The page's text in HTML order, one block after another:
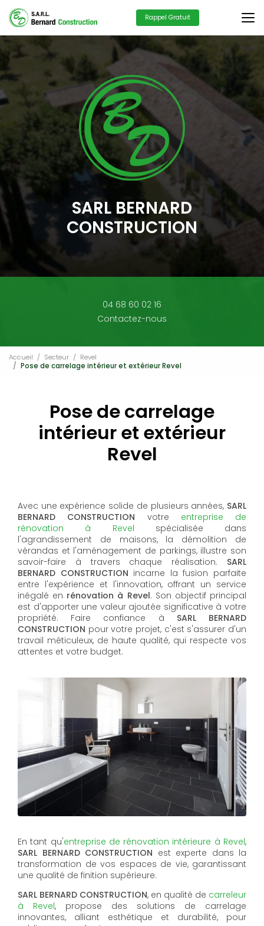
Aller
au
contenu
principal
Rappel Gratuit
SARL BERNARD
CONSTRUCTION
04 68 60 02 16
Contactez-nous
Accueil Secteur
Revel
Pose de carrelage intérieur et extérieur Revel
Pose de carrelage
intérieur et extérieur
Revel
Avec une expérience solide de plusieurs années, SARL
BERNARD CONSTRUCTION votre entreprise de
rénovation à Revel spécialisée dans
l'agrandissement de maisons, la démolition de
vérandas et l'aménagement de parkings, illustre son
savoir-faire à travers chaque réalisation. SARL
BERNARD CONSTRUCTION incarne la fusion parfaite
entre l'expérience et l'innovation, offrant un service
inégalé en rénovation à Revel. Son objectif principal
est d'apporter une valeur ajoutée significative à votre
propriété. Faire confiance à SARL BERNARD
CONSTRUCTION pour votre projet, c'est s'assurer d'un
travail méticuleux, de haute qualité, qui respecte vos
attentes et votre budget.
En tant qu'entreprise de rénovation intérieure à Revel,
SARL BERNARD CONSTRUCTION est experte dans la
transformation de vos espaces de vie, garantissant
une qualité de finition supérieure.
SARL BERNARD CONSTRUCTION, en qualité de carreleur
à Revel, propose des solutions de carrelage
innovantes, alliant esthétique et durabilité, pour